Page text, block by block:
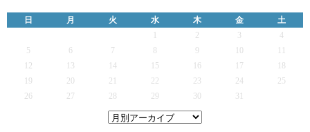
日 月 火 水 木 金
土
2 3
4
5
6 7 9
12
13 14 15 16 17
19
20 21 22 23 24
25
26
27 28 29 30 31